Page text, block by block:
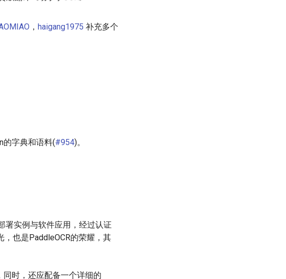
， haigang1975 补充多个
的字典和语料(#954)。
署实例与软件应用，经过认证
也是PaddleOCR的荣耀，其
时，还应配备一个详细的